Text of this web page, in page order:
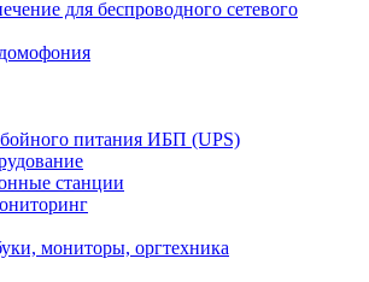
для беспроводного сетевого
питания ИБП (UPS)
станции
мониторы, оргтехника